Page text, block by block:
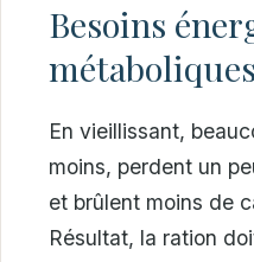
Besoins
En vieillissant,
moins, perdent un
et brûlent moins de
Résultat, la ration